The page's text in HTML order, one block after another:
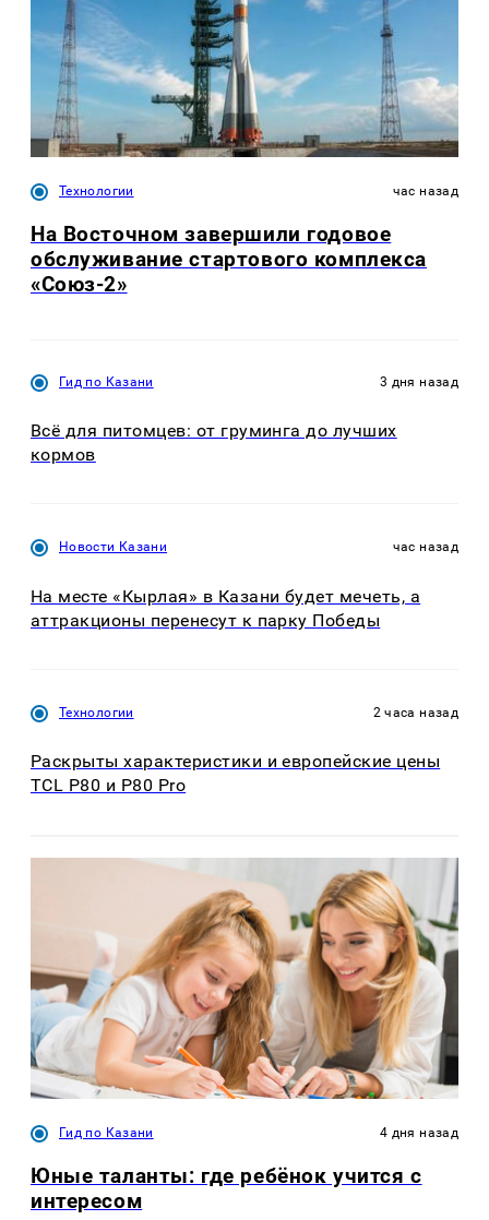
Технологии час назад
На Восточном завершили годовое
обслуживание стартового комплекса
«Союз-2»
Гид по Казани 3 дня назад
Всё для питомцев: от груминга до лучших
кормов
Новости Казани час назад
На месте «Кырлая» в Казани будет мечеть, а
аттракционы перенесут к парку Победы
Технологии 2 часа назад
Раскрыты характеристики и европейские цены
TCL P80 и P80 Pro
Гид по Казани 4 дня назад
Юные таланты: где ребёнок учится с
интересом